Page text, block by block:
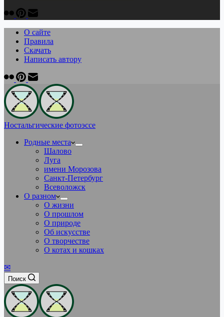
О сайте
Правила
Скачать
Написать автору
Ностальгические фотоэссе
Родные места
Шалово
Луга
имени Морозова
Санкт-Петербург
Всеволожск
О разном
О жизни
О прошлом
О природе
Об искусстве
О творчестве
О котах и кошках
✉
Поиск